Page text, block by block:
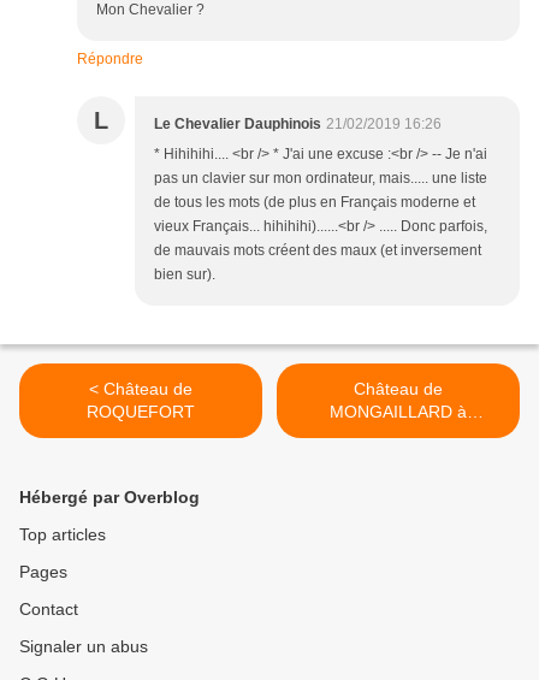
Mon Chevalier ?
Répondre
L Le Chevalier Dauphinois 21/02/2019 16:26
* Hihihihi.... <br /> * J'ai une excuse :<br /> -- Je n'ai
pas un clavier sur mon ordinateur, mais..... une liste
de tous les mots (de plus en Français moderne et
vieux Français... hihihihi)......<br /> ..... Donc parfois,
de mauvais mots créent des maux (et inversement
bien sur).
< Château de
ROQUEFORT
Château de
MONGAILLARD à
Montgaillard-en-Albret >
Hébergé par Overblog
Top articles
Pages
Contact
Signaler un abus